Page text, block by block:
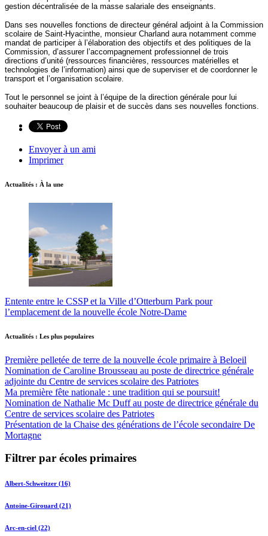
gestion décentralisée de la masse salariale des enseignants.
Dans ses nouvelles fonctions de directeur général adjoint à la Commission
scolaire de Saint-Hyacinthe, monsieur Charland aura notamment comme
mandat de participer à l’élaboration des objectifs et des politiques de la
Commission, d’assurer l’accompagnement professionnel de trois
directions d’unité (ressources financières, ressources matérielles et
technologies de l’information) ainsi que de superviser et de coordonner le
transport et l’organisation scolaire.
Tout le personnel se joint à l’équipe de la direction générale pour lui
souhaiter beaucoup de plaisir et de succès dans ses nouvelles fonctions.
Envoyer à un ami
Imprimer
Actualités : À la une
Entente entre le CSSP et la Ville d’Otterburn Park pour
l’emplacement de la nouvelle école Notre-Dame
Actualités : Les plus populaires
Première pelletée de terre de la nouvelle école primaire à Beloeil
Nomination de Caroline Brousseau au poste de directrice générale
adjointe du Centre de services scolaire des Patriotes
Ma première fête nationale : une tradition qui se poursuit!
Nomination de Nathalie Mc Duff au poste de directrice générale du
Centre de services scolaire des Patriotes
Présentation de la Chaise des générations de l’école secondaire De
Mortagne
Filtrer par écoles primaires
Albert-Schweitzer (16)
Antoine-Girouard (21)
Arc-en-ciel (22)